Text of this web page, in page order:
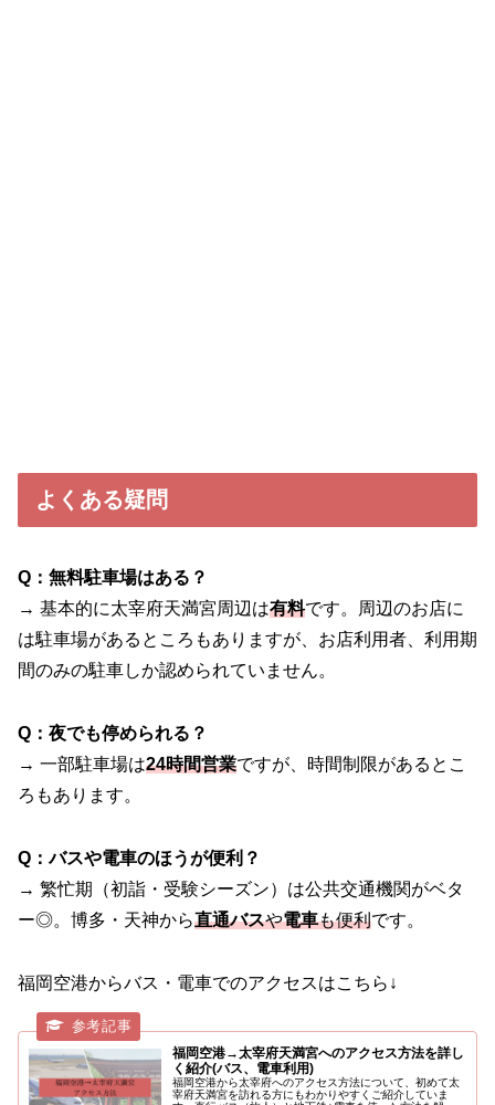
よくある疑問
Q：無料駐車場はある？
→ 基本的に太宰府天満宮周辺は有料です。周辺のお店に
は駐車場があるところもありますが、お店利用者、利用期
間のみの駐車しか認められていません。
Q：夜でも停められる？
→ 一部駐車場は24時間営業ですが、時間制限があるとこ
ろもあります。
Q：バスや電車のほうが便利？
→ 繁忙期（初詣・受験シーズン）は公共交通機関がベタ
ー◎。博多・天神から直通バスや電車も便利です。
福岡空港からバス・電車でのアクセスはこちら↓
福岡空港→太宰府天満宮へのアクセス方法を詳し
く紹介(バス、電車利用)
福岡空港から太宰府へのアクセス方法について、初めて太
宰府天満宮を訪れる方にもわかりやすくご紹介していま